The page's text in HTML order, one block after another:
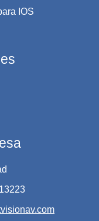
IOS